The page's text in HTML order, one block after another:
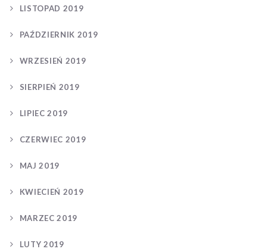
LISTOPAD 2019
PAŹDZIERNIK 2019
WRZESIEŃ 2019
SIERPIEŃ 2019
LIPIEC 2019
CZERWIEC 2019
MAJ 2019
KWIECIEŃ 2019
MARZEC 2019
LUTY 2019